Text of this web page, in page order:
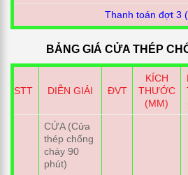
Thanh toán đợt 3
BẢNG GIÁ CỬA THÉP
STT DIỄN GIẢI ĐVT
KÍCH
THƯỚC
(MM)
CỬA (Cửa
thép chống
cháy 90
phút)